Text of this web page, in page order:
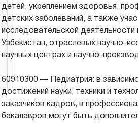
детей, укреплением здоровья,
детских заболеваний, а также
исследовательской деятельности
Узбекистан, отраслевых научно-
научных центрах и научно-
60910300 — Педиатрия: в
достижений науки, техники и
заказчиков кадров, в
бакалавров могут быть